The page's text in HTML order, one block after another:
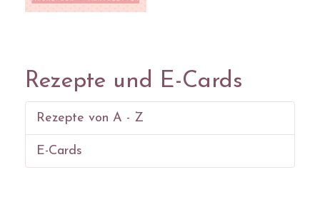
Rezepte und E-Cards
Rezepte von A - Z
E-Cards